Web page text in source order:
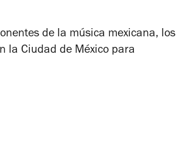
de la música mexicana, los
la Ciudad de México para